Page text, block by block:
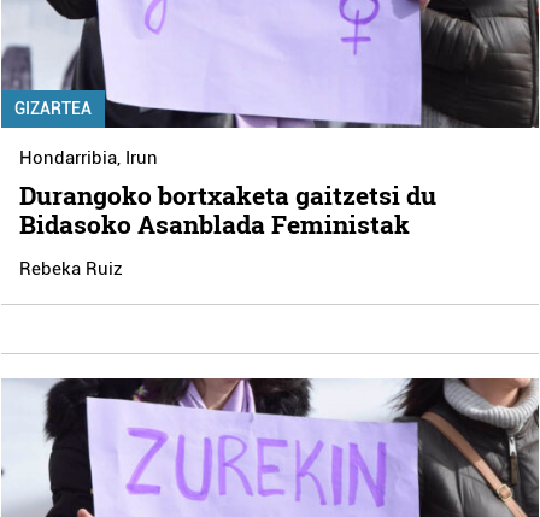
GIZARTEA
Hondarribia, Irun
Durangoko bortxaketa gaitzetsi du
Bidasoko Asanblada Feministak
Rebeka Ruiz